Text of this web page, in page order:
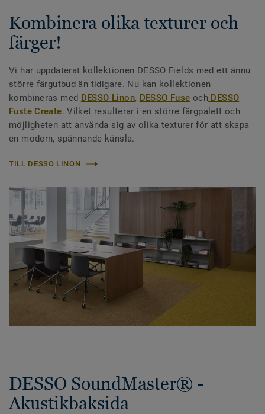
Kombinera olika texturer och
färger!
Vi har uppdaterat kollektionen DESSO Fields med ett ännu
större färgutbud än tidigare. Nu kan kollektionen
kombineras med DESSO Linon, DESSO Fuse och DESSO
Fuste Create. Vilket resulterar i en större färgpalett och
möjligheten att använda sig av olika texturer för att skapa
en modern, spännande känsla.
TILL DESSO LINON
DESSO SoundMaster® -
Akustikbaksida